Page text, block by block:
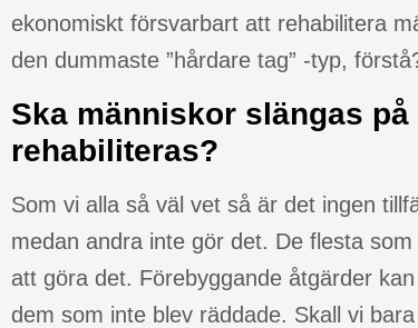
ekonomiskt försvarbart att rehabilitera
den dummaste ”hårdare tag” -typ,
Ska människor slängas
rehabiliteras?
Som vi alla så väl vet så är det ingen
medan andra inte gör det. De flesta
att göra det. Förebyggande åtgärder
dem som inte blev räddade. Skall vi